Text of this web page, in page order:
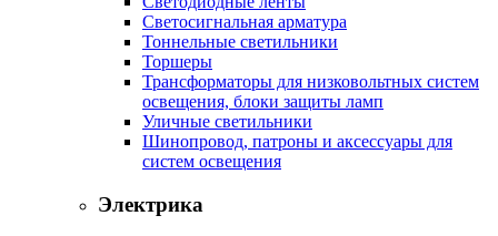
Светосигнальная арматура
Тоннельные светильники
Торшеры
Трансформаторы для низковольтных систем
освещения, блоки защиты ламп
Уличные светильники
Шинопровод, патроны и аксессуары для
систем освещения
Электрика